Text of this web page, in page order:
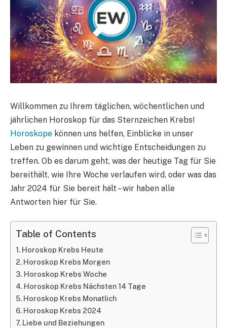
Willkommen zu Ihrem täglichen, wöchentlichen und
jährlichen Horoskop für das Sternzeichen Krebs!
Horoskope können uns helfen, Einblicke in unser
Leben zu gewinnen und wichtige Entscheidungen zu
treffen. Ob es darum geht, was der heutige Tag für Sie
bereithält, wie Ihre Woche verlaufen wird, oder was das
Jahr 2024 für Sie bereit hält – wir haben alle
Antworten hier für Sie.
Table of Contents
Horoskop Krebs Heute
Horoskop Krebs Morgen
Horoskop Krebs Woche
Horoskop Krebs Nächsten 14 Tage
Horoskop Krebs Monatlich
Horoskop Krebs 2024
Liebe und Beziehungen